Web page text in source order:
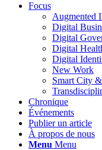
Focus
Augmented
Digital
Digital
Digital
Digital
New Work
Smart City
Chronique
Événements
Publier un article
À propos de nous
Menu Menu